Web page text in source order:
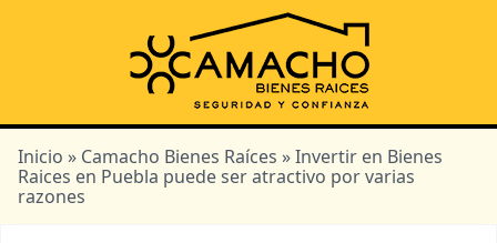
Inicio » Camacho Bienes Raíces » Invertir en Bienes
Raices en Puebla puede ser atractivo por varias
razones